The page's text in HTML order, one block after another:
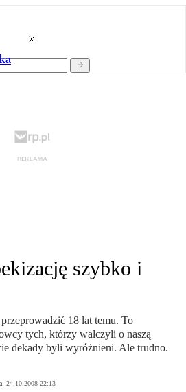
szybko i
18 lat temu. To
tych, którzy walczyli o naszą
dekady byli wyróżnieni. Ale trudno.
24.10.2008 22:13